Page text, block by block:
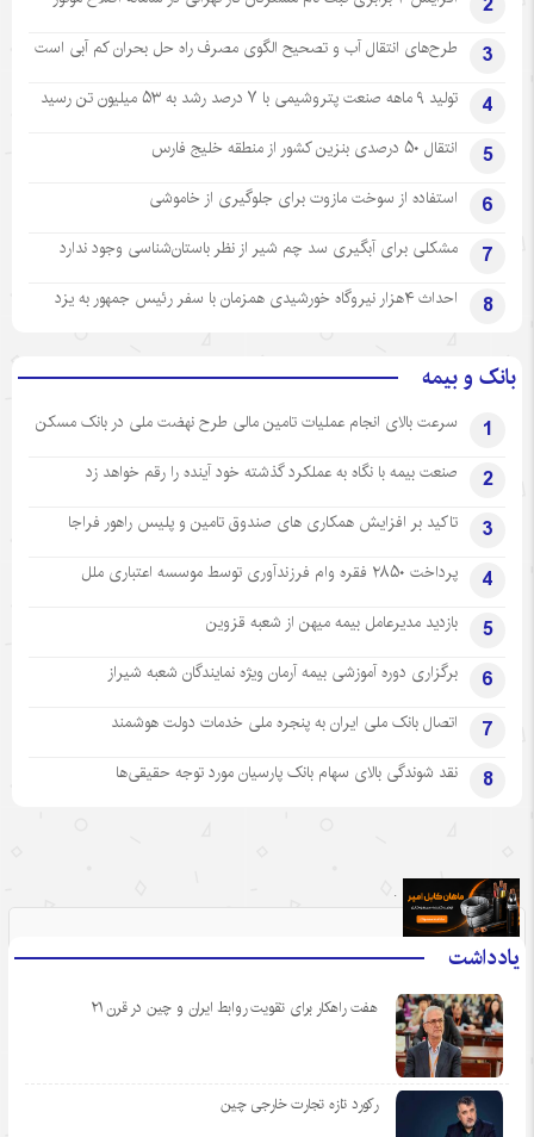
3 طرح‌های انتقال آب و تصحیح الگوی مصرف راه حل بحران کم آبی است
4 تولید ۹ ماهه صنعت پتروشیمی با ۷ درصد رشد به ۵۳ میلیون تن رسید
5 انتقال ۵۰ درصدی بنزین کشور از منطقه خلیج فارس
6 استفاده از سوخت مازوت برای جلوگیری از خاموشی
7 مشکلی برای آبگیری سد چم شیر از نظر باستان‌شناسی وجود ندارد
8 احداث ۴هزار نیروگاه خورشیدی همزمان با سفر رئیس جمهور به یزد
بانک و بیمه
1 سرعت بالای انجام عملیات تامین مالی طرح نهضت ملی در بانک مسکن
2 صنعت بیمه با نگاه به عملکرد گذشته خود آینده را رقم خواهد زد
3 تاکید بر افزایش همکاری های صندوق تامین و پلیس راهور فراجا
4 پرداخت ۲۸۵۰ فقره وام فرزندآوری توسط موسسه اعتباری ملل
5 بازدید مدیرعامل بیمه میهن از شعبه قزوین
6 برگزاری دوره آموزشی بیمه آرمان ویژه نمایندگان شعبه شیراز
7 اتصال بانک ملی ایران به پنجره ملی خدمات دولت هوشمند
8 نقد شوندگی بالای سهام بانک پارسیان مورد توجه حقیقی‌ها
یادداشت
هفت راهکار برای تقویت روابط ایران و چین در قرن ۲۱
رکورد تازه تجارت خارجی چین
.